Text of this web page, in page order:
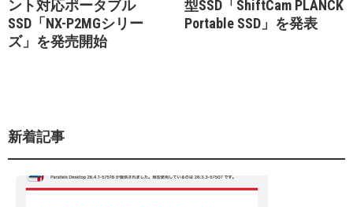
ント対応ポータブル
SSD「NX-P2MGシリー
ズ」を発売開始
型SSD「ShiftCam PLANCK
Portable SSD」を発表
新着記事